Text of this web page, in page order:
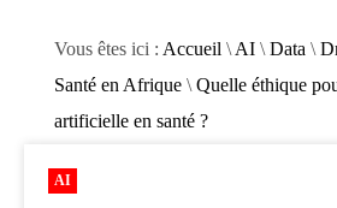
Vous êtes ici : Accueil \ AI \ Data \
Santé en Afrique \ Quelle éthique
artificielle en santé ?
AI